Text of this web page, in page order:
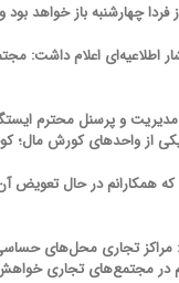
باز خواهد بود و
اطلاعیه‌ای اعلام داشت:
از واحدهای کورش
همکارانم در حال تعویض
تجاری محل‌های حساسی
در مجتمع‌های تجاری